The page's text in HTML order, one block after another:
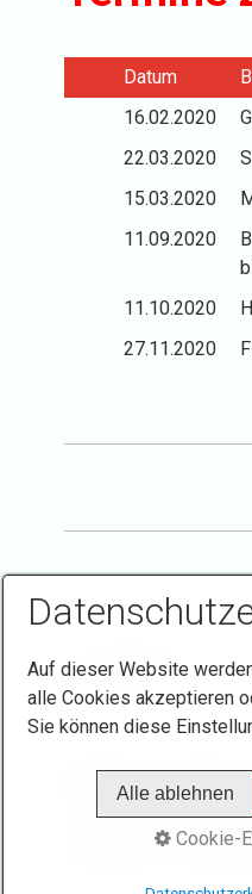
Datum
16.02.2020
22.03.2020
15.03.2020
11.09.2020
11.10.2020
27.11.2020
Startseite Kontakt
Links
© 2026 Turn- und
Auf dieser Website
alle Cookies akzeptieren
Sie können diese
Alle ablehnen
Cookie-